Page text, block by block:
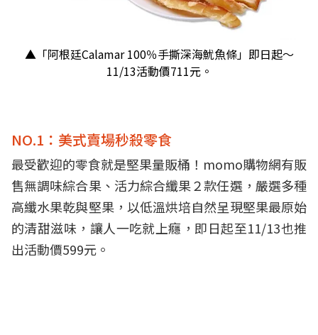
▲「阿根廷Calamar 100％手撕深海魷魚條」即日起～
11/13活動價711元。
NO.1：美式賣場秒殺零食
最受歡迎的零食就是堅果量販桶！momo購物網有販
售無調味綜合果、活力綜合纖果２款任選，嚴選多種
高纖水果乾與堅果，以低溫烘培自然呈現堅果最原始
的清甜滋味，讓人一吃就上癮，即日起至11/13也推
出活動價599元。